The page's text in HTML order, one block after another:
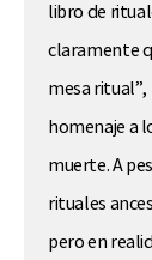
libro de
claramente
mesa
homenaje a
muerte. A
rituales
pero en